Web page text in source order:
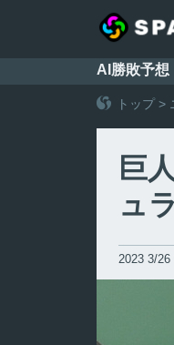
AI勝敗予想
トップ>
巨
ュ
2023 3/26